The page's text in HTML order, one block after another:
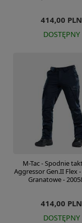
414,00 PLN
DOSTĘPNY
M-Tac - Spodnie
Aggressor Gen.II Flex
Granatowe -
414,00 PLN
DOSTĘPNY